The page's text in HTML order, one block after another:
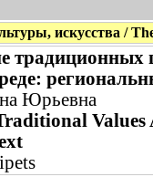
искусства /
традиционных
Юрьевна
Values